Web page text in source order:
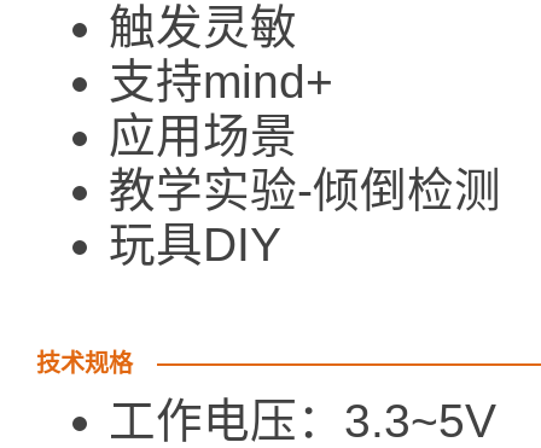
触发灵敏
支持mind+
应用场景
教学实验-倾倒检测
玩具DIY
技术规格
工作电压：3.3~5V